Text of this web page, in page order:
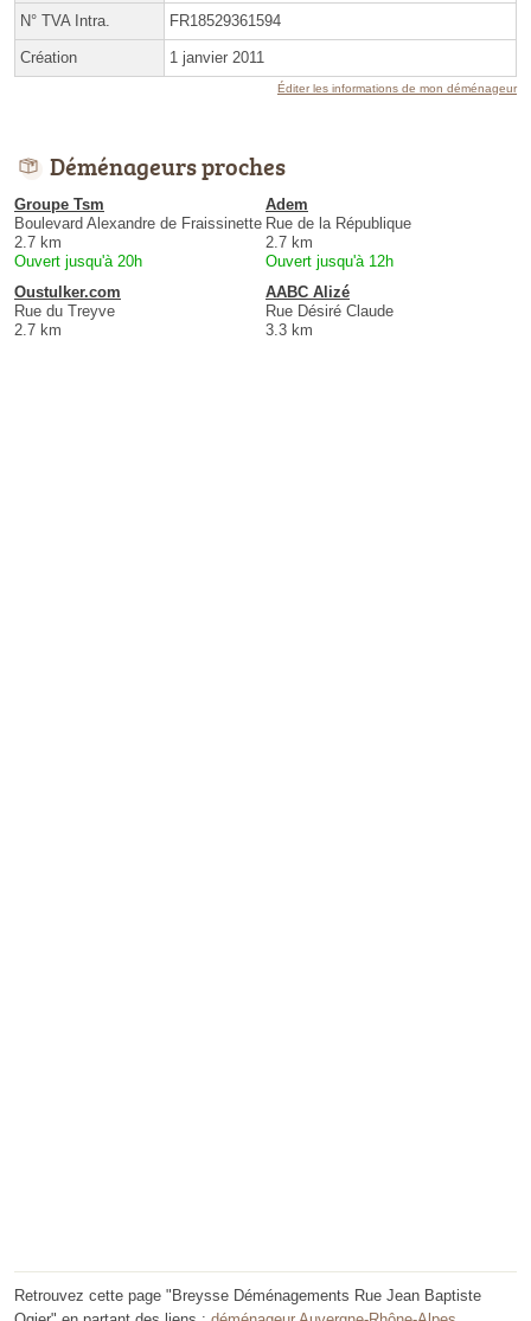
N° TVA Intra. FR18529361594
Création 1 janvier 2011
Éditer les informations de mon déménageur
Déménageurs proches
Groupe Tsm
Boulevard Alexandre de Fraissinette
2.7 km
Ouvert jusqu'à 20h
Adem
Rue de la République
2.7 km
Ouvert jusqu'à 12h
Oustulker.com
Rue du Treyve
2.7 km
AABC Alizé
Rue Désiré Claude
3.3 km
Retrouvez cette page "Breysse Déménagements Rue Jean Baptiste